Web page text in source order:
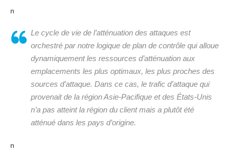
n
Le cycle de vie de l’atténuation des attaques est
orchestré par notre logique de plan de contrôle qui alloue
dynamiquement les ressources d’atténuation aux
emplacements les plus optimaux, les plus proches des
sources d’attaque. Dans ce cas, le trafic d’attaque qui
provenait de la région Asie-Pacifique et des États-Unis
n’a pas atteint la région du client mais a plutôt été
atténué dans les pays d’origine.
n